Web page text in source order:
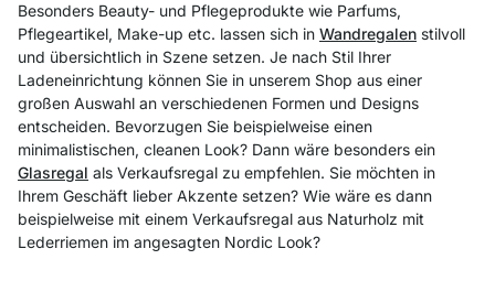
Besonders Beauty- und Pflegeprodukte wie Parfums,
Pflegeartikel, Make-up etc. lassen sich in Wandregalen stilvoll
und übersichtlich in Szene setzen. Je nach Stil Ihrer
Ladeneinrichtung können Sie in unserem Shop aus einer
großen Auswahl an verschiedenen Formen und Designs
entscheiden. Bevorzugen Sie beispielweise einen
minimalistischen, cleanen Look? Dann wäre besonders ein
Glasregal als Verkaufsregal zu empfehlen. Sie möchten in
Ihrem Geschäft lieber Akzente setzen? Wie wäre es dann
beispielweise mit einem Verkaufsregal aus Naturholz mit
Lederriemen im angesagten Nordic Look?